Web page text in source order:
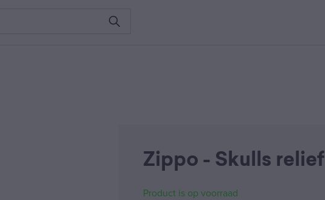
Zippo - Skulls relief
Product is op voorraad